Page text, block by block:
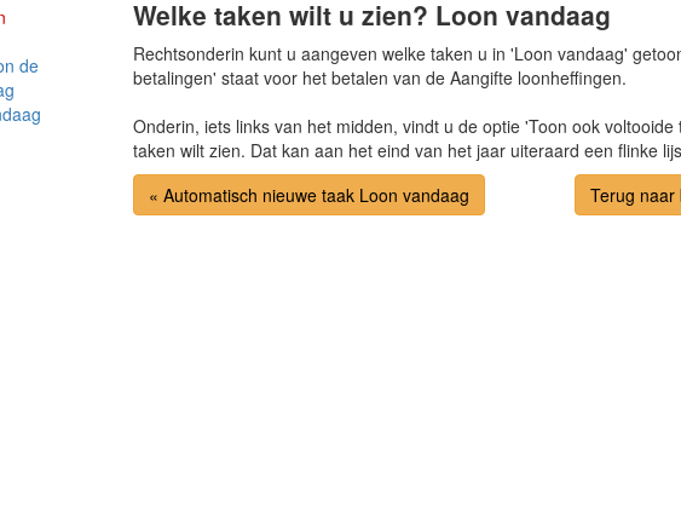
de
Welke taken wilt u zien? Loon vandaag
Rechtsonderin kunt u aangeven welke taken u in 'Loon vandaag'
betalingen' staat voor het betalen van de Aangifte loonheffingen.
Onderin, iets links van het midden, vindt u de optie 'Toon ook
taken wilt zien. Dat kan aan het eind van het jaar uiteraard een flinke
« Automatisch nieuwe taak Loon vandaag
Terug naar